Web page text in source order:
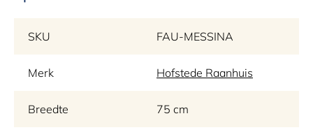
SKU FAU-MESSINA
Merk Hofstede Raanhuis
Breedte 75 cm